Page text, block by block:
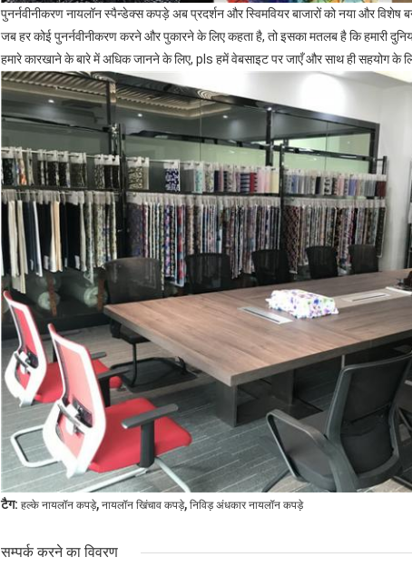
पुनर्नवीनीकरण नायलॉन स्पैन्डेक्स कपड़े अब प्रदर्शन और स्विमवियर बाजारों को नया और विशेष
जब हर कोई पुनर्नवीनीकरण करने और पुकारने के लिए कहता है, तो इसका मतलब है कि हमारी
हमारे कारखाने के बारे में अधिक जानने के लिए, pls हमें वेबसाइट पर जाएँ और साथ ही सहयोग के
टैग: हल्के नायलॉन कपड़े, नायलॉन खिंचाव कपड़े, निविड़ अंधकार नायलॉन कपड़े
सम्पर्क करने का विवरण